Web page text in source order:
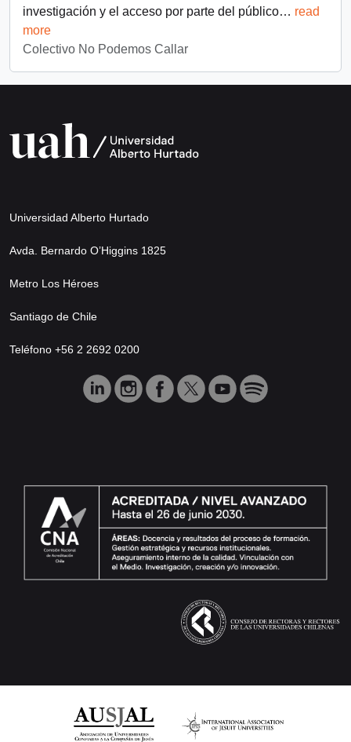
investigación y el acceso por parte del público… read
more
Colectivo No Podemos Callar
Universidad Alberto Hurtado
Avda. Bernardo O’Higgins 1825
Metro Los Héroes
Santiago de Chile
Teléfono +56 2 2692 0200